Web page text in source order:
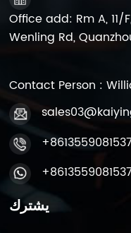
Office add: Rm A,
Wenling Rd,
Contact Person :
يشترك